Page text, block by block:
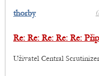
thorby
Re: Re: Re: Re: Re:
Uživatel Central